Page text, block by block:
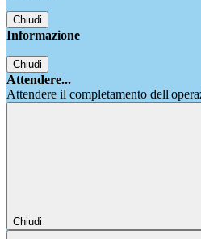
Chiudi
Informazione
Chiudi
Attendere...
Attendere il completamento
Chiudi